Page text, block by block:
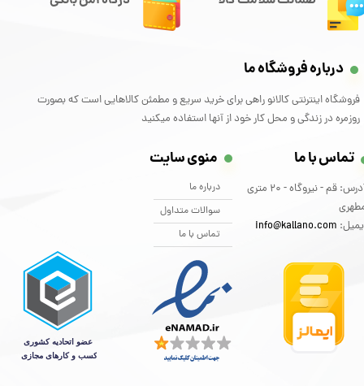
درباره فروشگاه ما
فروشگاه اینترنتی کالانو راهی برای خرید سریع و مطمئن کالاهایی است که بصورت
روزمره در زندگی و محل کار خود از آنها استفاده میکنید
تماس با ما
آدرس: قم - نیروگاه - 20 متری
info@kallano.com​​​​​​​
منوی سایت
درباره ما
سوالات متداول
تماس با ما